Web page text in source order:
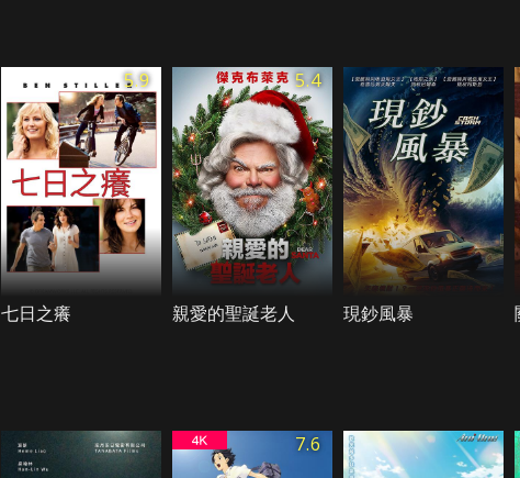
5.9
七日之癢
5.4
親愛的聖誕老人 現鈔風暴
7.6